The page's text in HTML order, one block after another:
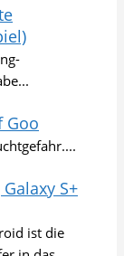
Goo
S+
ist die